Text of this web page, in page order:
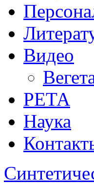
Видео
РЕТА
Наука